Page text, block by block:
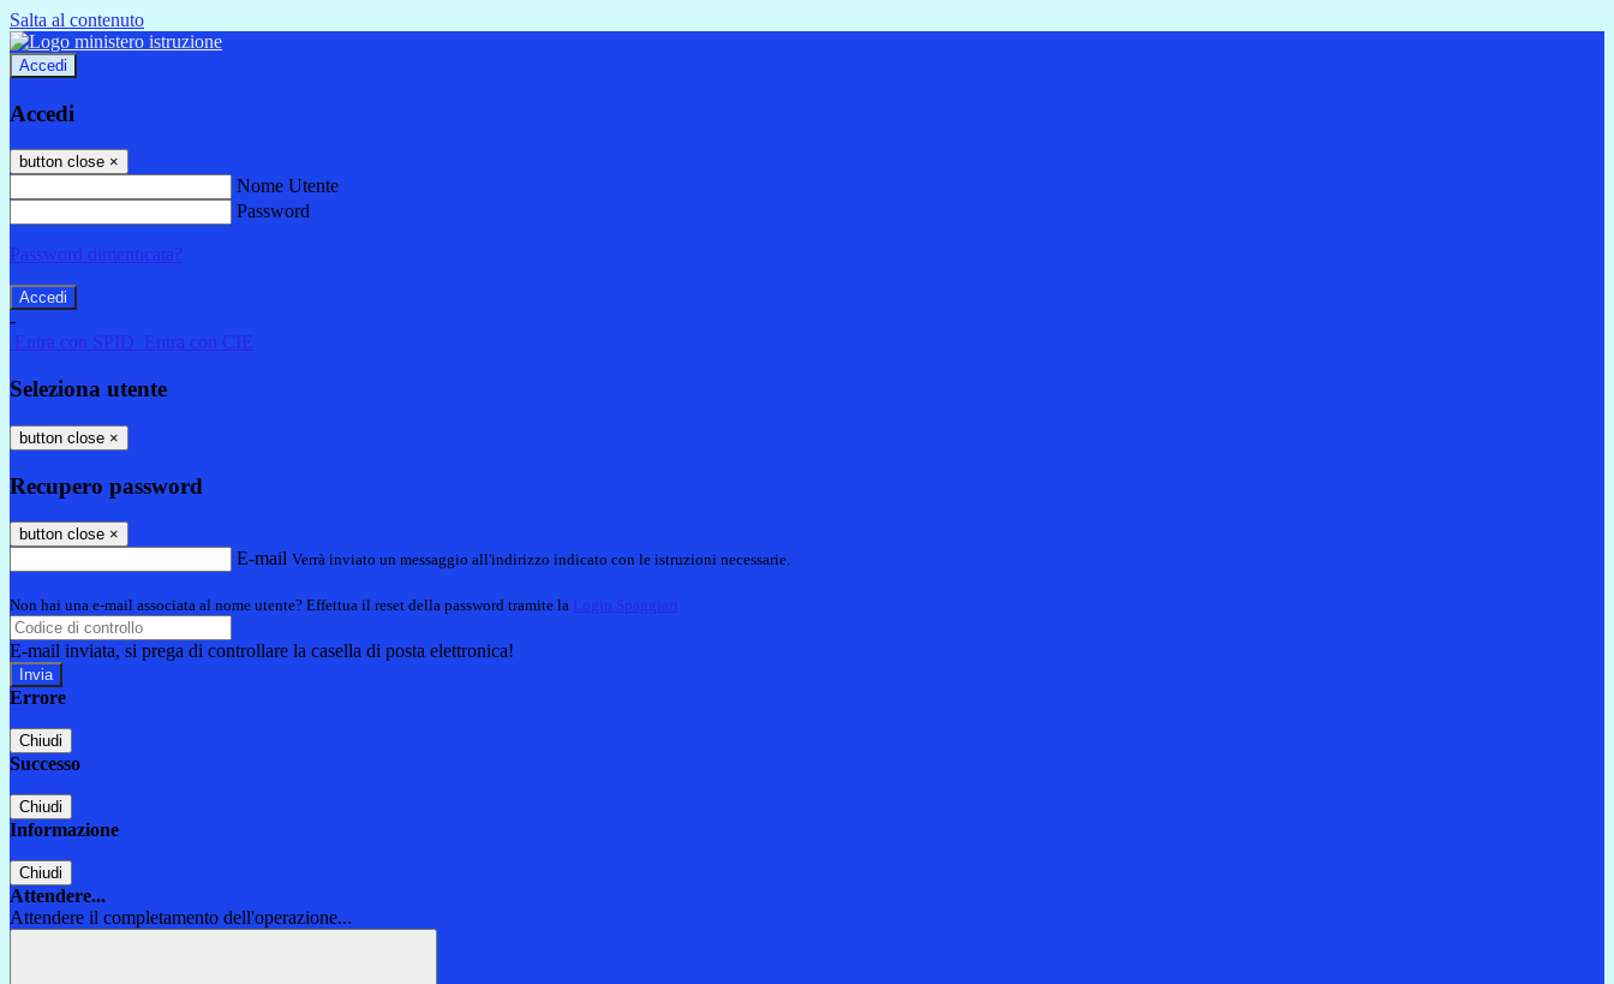
Salta al contenuto
Accedi
Accedi
button close ×
Nome Utente
Password
Password dimenticata?
-
Entra con SPID
Entra con CIE
Seleziona utente
button close ×
Recupero password
button close ×
E-mail Verrà inviato un messaggio all'indirizzo indicato con le istruzioni necessarie.
Non hai una e-mail associata al nome utente? Effettua il reset della password tramite la Login Spaggiari
E-mail inviata, si prega di controllare la casella di posta elettronica!
Errore
Chiudi
Successo
Chiudi
Informazione
Chiudi
Attendere...
Attendere il completamento dell'operazione...